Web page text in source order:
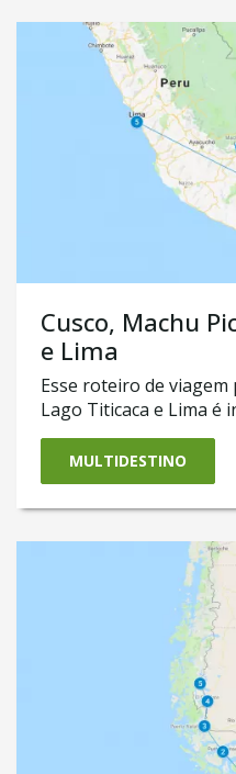
do famoso e
Cusco, Machu
e Lima
Esse roteiro de viagem
Lago Titicaca e Lima é
você conheça o melhor
Vale Sagrado e as
perdida de Machu
também passa por
E para fechar com
Lima, a capital
atrações, tem hoje
gastronomias do
MULTIDESTINO